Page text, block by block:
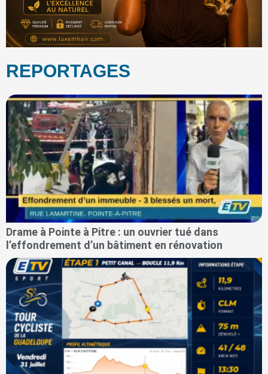
REPORTAGES
Drame à Pointe à Pitre : un ouvrier tué dans
l’effondrement d’un bâtiment en rénovation